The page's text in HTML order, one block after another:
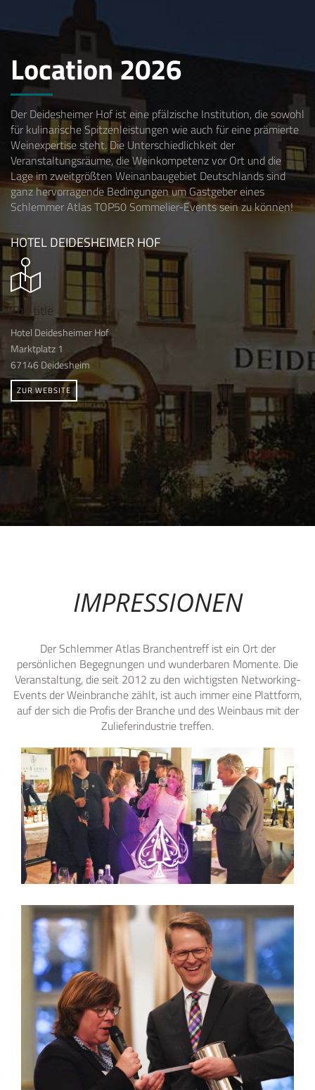
Location 2026
Der Deidesheimer Hof ist eine pfälzische Institution, die sowohl
für kulinarische Spitzenleistungen wie auch für eine prämierte
Weinexpertise steht. Die Unterschiedlichkeit der
Veranstaltungsräume, die Weinkompetenz vor Ort und die
Lage im zweitgrößten Weinanbaugebiet Deutschlands sind
ganz hervorragende Bedingungen um Gastgeber eines
Schlemmer Atlas TOP50 Sommelier-Events sein zu können!
HOTEL DEIDESHEIMER HOF
The title
Hotel Deidesheimer Hof
Marktplatz 1
67146 Deidesheim
ZUR WEBSITE
IMPRESSIONEN
Der Schlemmer Atlas Branchentreff ist ein Ort der
persönlichen Begegnungen und wunderbaren Momente. Die
Veranstaltung, die seit 2012 zu den wichtigsten Networking-
Events der Weinbranche zählt, ist auch immer eine Plattform,
auf der sich die Profis der Branche und des Weinbaus mit der
Zulieferindustrie treffen.